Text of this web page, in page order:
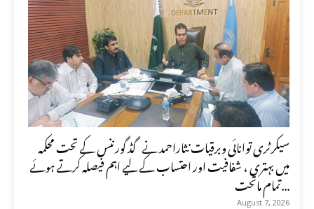
سیکرٹری توانائی وبرقیات نثاراحمد نے گڈ گورننس کے تحت محکمہ
میں بہتری ، شفافیت اور احتساب کے لیے اہم فیصلہ کرتے ہوئے
تمام ماتحت...
August 7, 2026